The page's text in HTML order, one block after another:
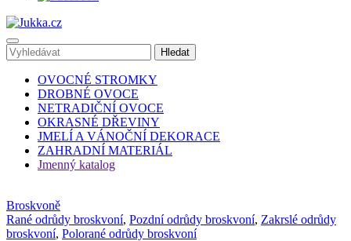
OVOCNÉ STROMKY
DROBNÉ OVOCE
NETRADIČNÍ OVOCE
OKRASNÉ DŘEVINY
JMELÍ A VÁNOČNÍ DEKORACE
ZAHRADNÍ MATERIÁL
Jmenný katalog
Broskvoně
Rané odrůdy broskvoní, Pozdní odrůdy broskvoní, Zakrslé odrůdy
broskvoní, Polorané odrůdy broskvoní